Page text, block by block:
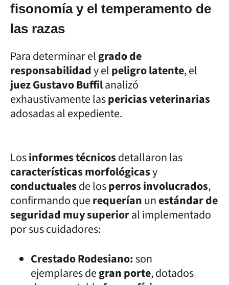
fisonomía y el temperamento de
las razas
Para determinar elgrado de
responsabilidady elpeligro latente, el
juez Gustavo Buffilanalizó
exhaustivamente laspericias veterinarias
adosadas al expediente.
Losinformes técnicosdetallaron las
características morfológicasy
conductualesde losperros involucrados,
confirmando querequeríanunestándar de
seguridad muy superioral implementado
por sus cuidadores:
Crestado Rodesiano:son
ejemplares degran porte, dotados